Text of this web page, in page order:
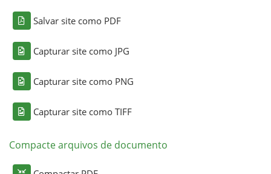
Salvar site como PDF
Capturar site como JPG
Capturar site como PNG
Capturar site como TIFF
Compacte arquivos de documento